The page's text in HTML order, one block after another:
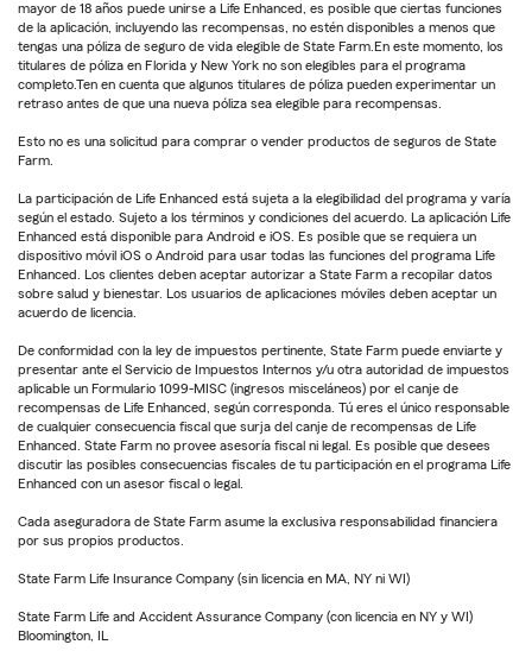
mayor de 18 años puede unirse a Life Enhanced, es posible que ciertas funciones
de la aplicación, incluyendo las recompensas, no estén disponibles a menos que
tengas una póliza de seguro de vida elegible de State Farm.En este momento, los
titulares de póliza en Florida y New York no son elegibles para el programa
completo.Ten en cuenta que algunos titulares de póliza pueden experimentar un
retraso antes de que una nueva póliza sea elegible para recompensas.
Esto no es una solicitud para comprar o vender productos de seguros de State
Farm.
La participación de Life Enhanced está sujeta a la elegibilidad del programa y varía
según el estado. Sujeto a los términos y condiciones del acuerdo. La aplicación Life
Enhanced está disponible para Android e iOS. Es posible que se requiera un
dispositivo móvil iOS o Android para usar todas las funciones del programa Life
Enhanced. Los clientes deben aceptar autorizar a State Farm a recopilar datos
sobre salud y bienestar. Los usuarios de aplicaciones móviles deben aceptar un
acuerdo de licencia.
De conformidad con la ley de impuestos pertinente, State Farm puede enviarte y
presentar ante el Servicio de Impuestos Internos y/u otra autoridad de impuestos
aplicable un Formulario 1099-MISC (ingresos misceláneos) por el canje de
recompensas de Life Enhanced, según corresponda. Tú eres el único responsable
de cualquier consecuencia fiscal que surja del canje de recompensas de Life
Enhanced. State Farm no provee asesoría fiscal ni legal. Es posible que desees
discutir las posibles consecuencias fiscales de tu participación en el programa Life
Enhanced con un asesor fiscal o legal.
Cada aseguradora de State Farm asume la exclusiva responsabilidad financiera
por sus propios productos.
State Farm Life Insurance Company (sin licencia en MA, NY ni WI)
State Farm Life and Accident Assurance Company (con licencia en NY y WI)
Bloomington, IL